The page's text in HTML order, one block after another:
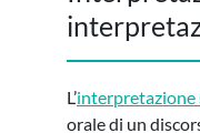
L’interpretazione
orale di un